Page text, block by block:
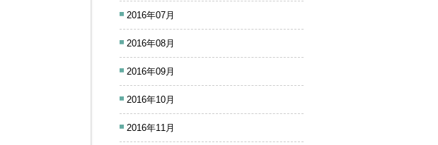
2016年07月
2016年08月
2016年09月
2016年10月
2016年11月